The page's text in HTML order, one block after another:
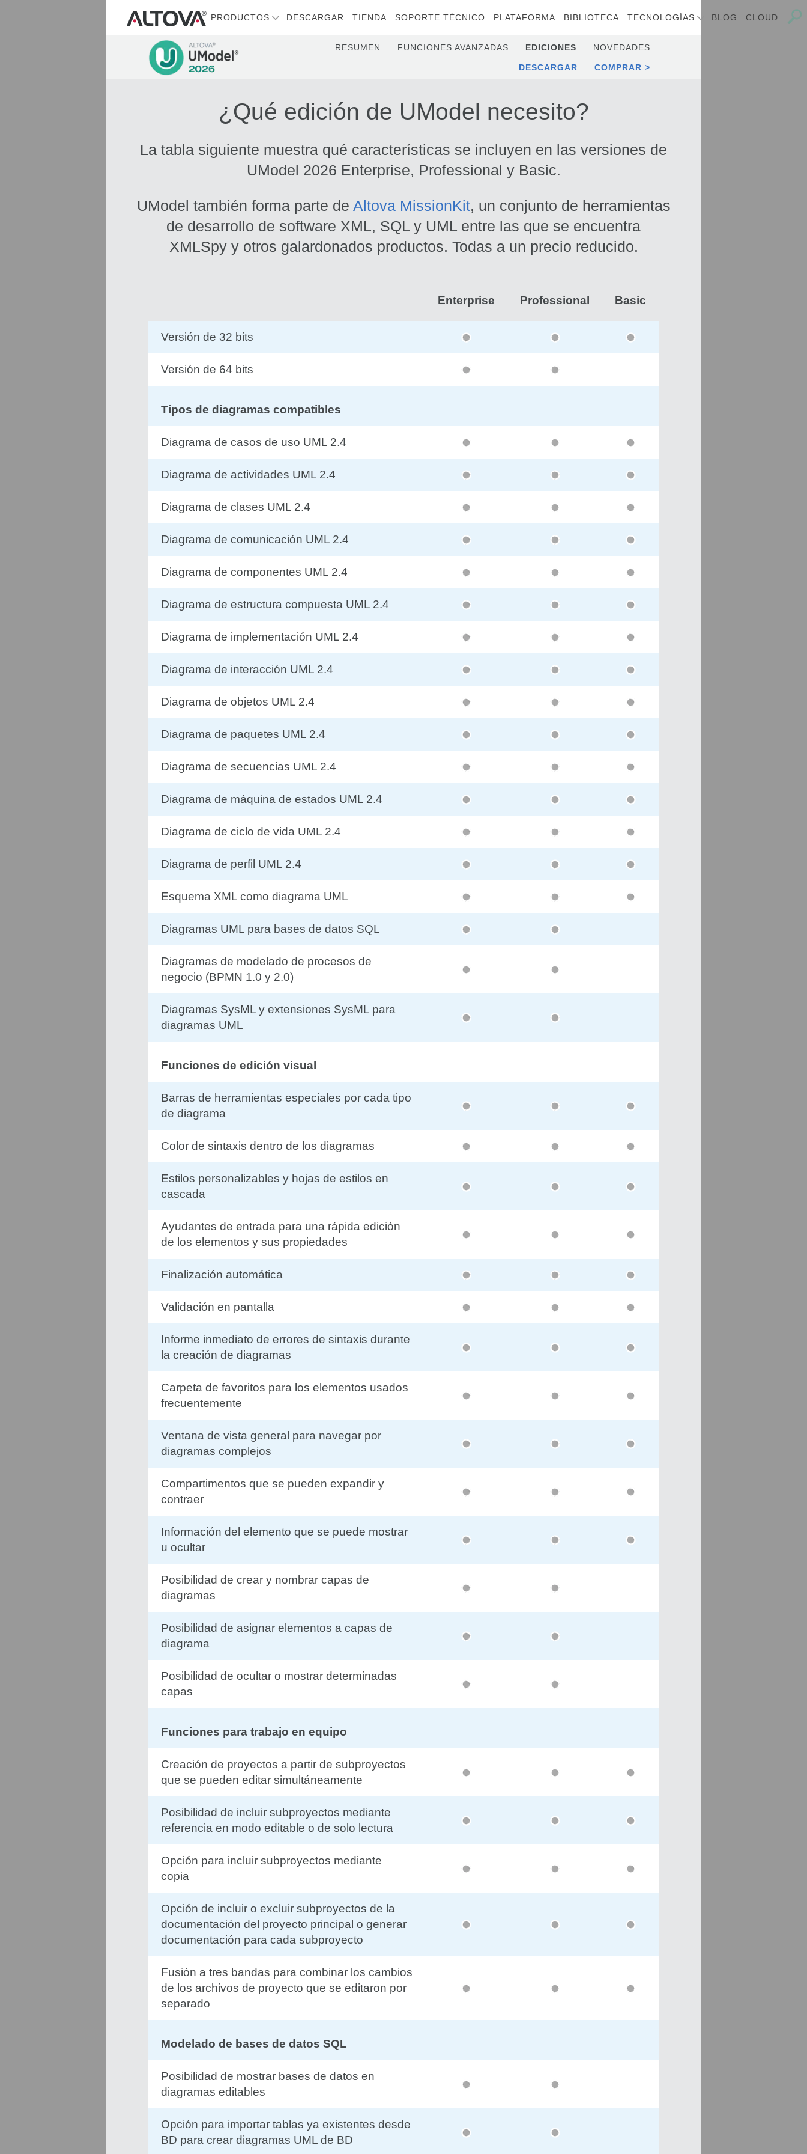
PRODUCTOS DESCARGAR TIENDA SOPORTE TÉCNICO PLATAFORMA BIBLIOTECA TECNOLOGÍAS BLOG CLOUD
RESUMEN FUNCIONES AVANZADAS EDICIONES NOVEDADES
DESCARGAR COMPRAR
¿Qué edición de UModel necesito?
La tabla siguiente muestra qué características se incluyen en las versiones de
UModel 2026 Enterprise, Professional y Basic.
UModel también forma parte de Altova MissionKit, un conjunto de herramientas
de desarrollo de software XML, SQL y UML entre las que se encuentra
XMLSpy y otros galardonados productos. Todas a un precio reducido.
Enterprise Professional Basic
Versión de 32 bits
Versión de 64 bits
Tipos de diagramas compatibles
Diagrama de casos de uso UML 2.4
Diagrama de actividades UML 2.4
Diagrama de clases UML 2.4
Diagrama de comunicación UML 2.4
Diagrama de componentes UML 2.4
Diagrama de estructura compuesta UML 2.4
Diagrama de implementación UML 2.4
Diagrama de interacción UML 2.4
Diagrama de objetos UML 2.4
Diagrama de paquetes UML 2.4
Diagrama de secuencias UML 2.4
Diagrama de máquina de estados UML 2.4
Diagrama de ciclo de vida UML 2.4
Diagrama de perfil UML 2.4
Esquema XML como diagrama UML
Diagramas UML para bases de datos SQL
Diagramas de modelado de procesos de
negocio (BPMN 1.0 y 2.0)
Diagramas SysML y extensiones SysML para
diagramas UML
Funciones de edición visual
Barras de herramientas especiales por cada tipo
de diagrama
Color de sintaxis dentro de los diagramas
Estilos personalizables y hojas de estilos en
cascada
Ayudantes de entrada para una rápida edición
de los elementos y sus propiedades
Finalización automática
Validación en pantalla
Informe inmediato de errores de sintaxis durante
la creación de diagramas
Carpeta de favoritos para los elementos usados
frecuentemente
Ventana de vista general para navegar por
diagramas complejos
Compartimentos que se pueden expandir y
contraer
Información del elemento que se puede mostrar
u ocultar
Posibilidad de crear y nombrar capas de
diagramas
Posibilidad de asignar elementos a capas de
diagrama
Posibilidad de ocultar o mostrar determinadas
capas
Funciones para trabajo en equipo
Creación de proyectos a partir de subproyectos
que se pueden editar simultáneamente
Posibilidad de incluir subproyectos mediante
referencia en modo editable o de solo lectura
Opción para incluir subproyectos mediante
copia
Opción de incluir o excluir subproyectos de la
documentación del proyecto principal o generar
documentación para cada subproyecto
Fusión a tres bandas para combinar los cambios
de los archivos de proyecto que se editaron por
separado
Modelado de bases de datos SQL
Posibilidad de mostrar bases de datos en
diagramas editables
Opción para importar tablas ya existentes desde
BD para crear diagramas UML de BD